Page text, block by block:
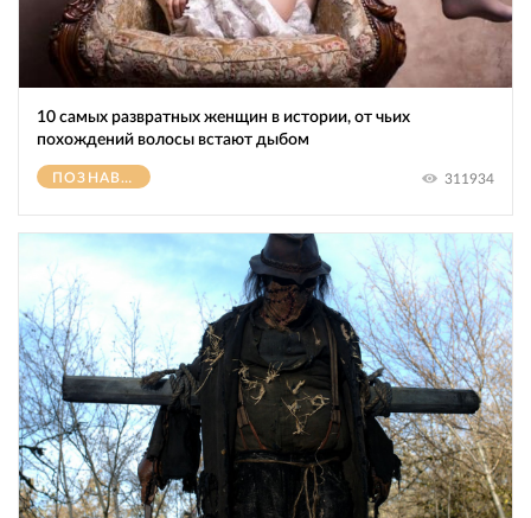
10 самых развратных женщин в истории, от чьих
похождений волосы встают дыбом
ПОЗНАВАТЕЛЬНОЕ 311934